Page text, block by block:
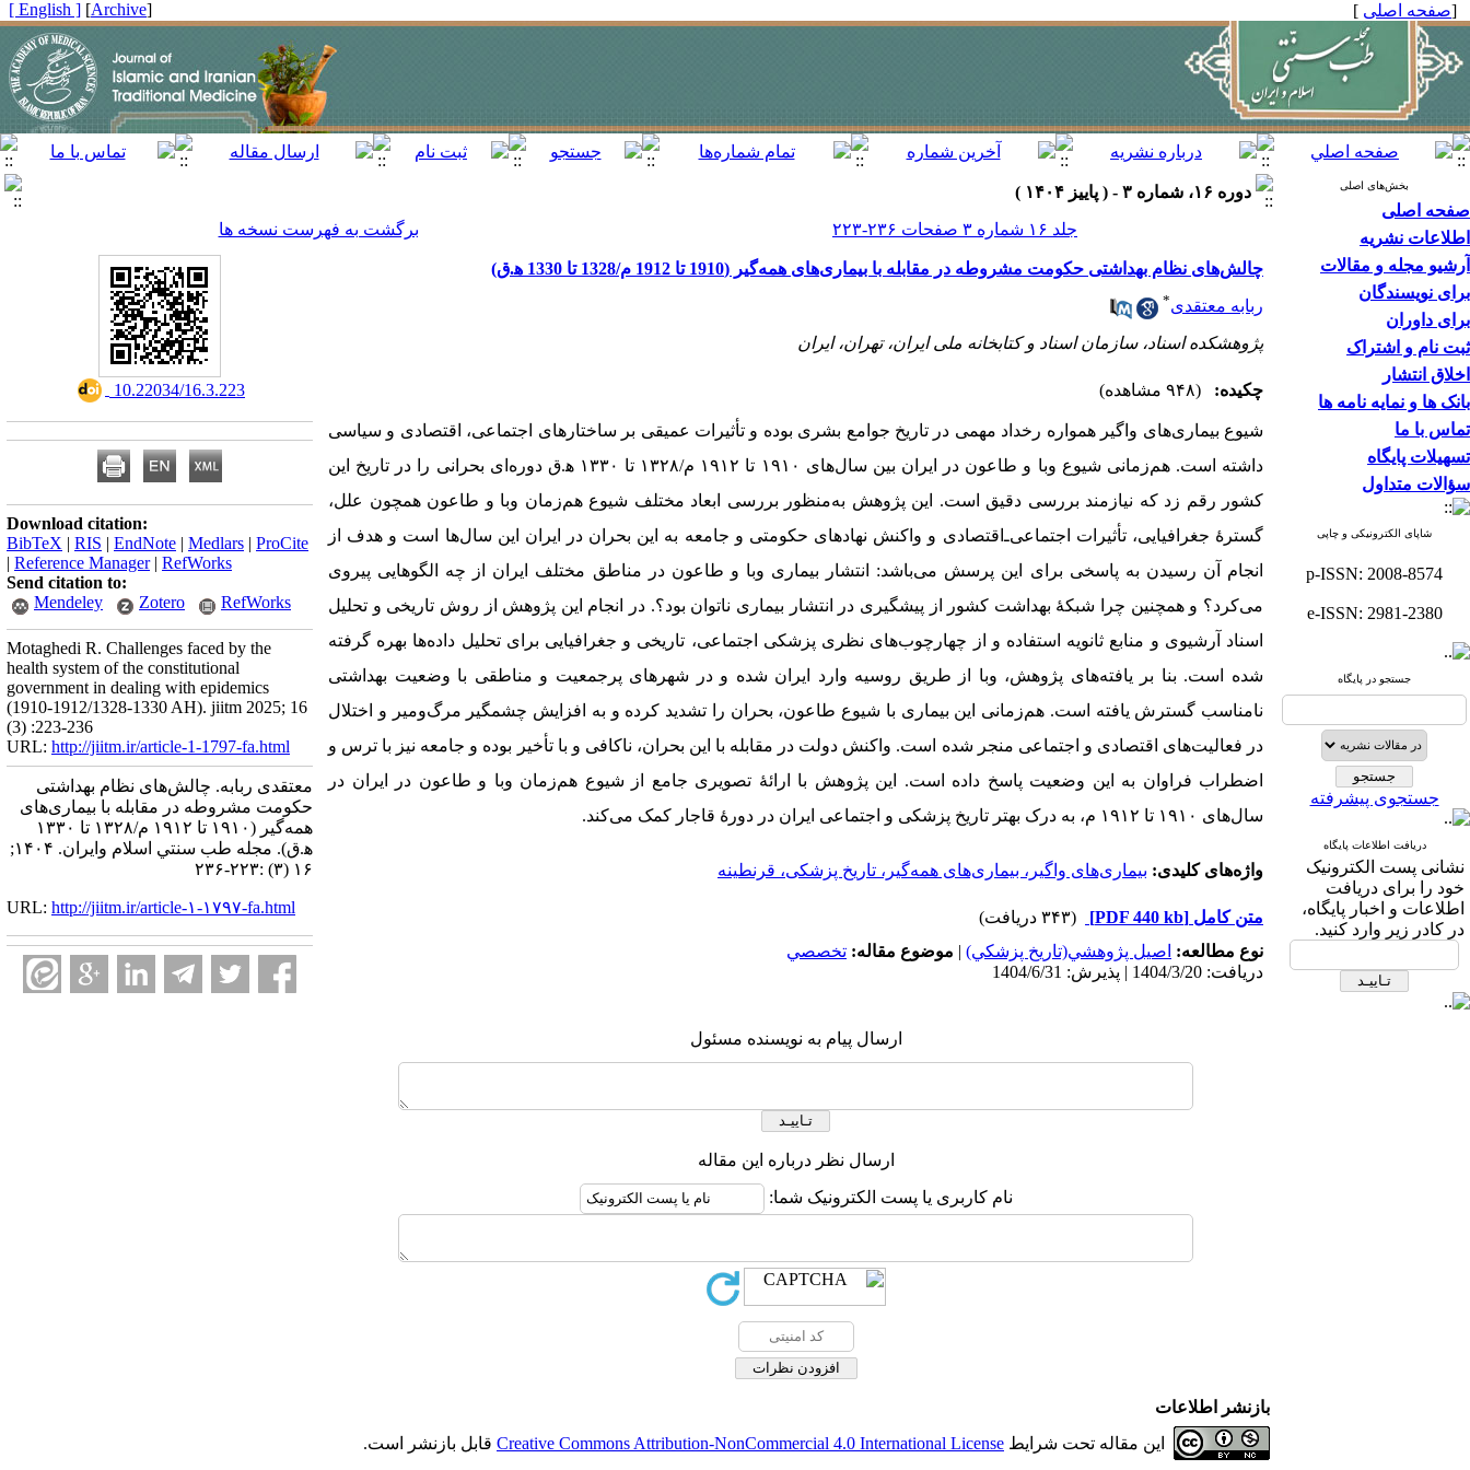
[صفحه اصلی ]
[
Archive
]
[ English ]
بخش‌های اصلی
صفحه اصلی
اطلاعات نشریه
آرشیو مجله و مقالات
برای نویسندگان
برای داوران
ثبت نام و اشتراک
اخلاق انتشار
بانک ها و نمایه نامه ها
تماس با ما
تسهیلات پایگاه
سؤالات متداول
شاپای الکترونیکی و چاپی
p-ISSN: 2008-8574
e-ISSN: 2981-2380
جستجو در پایگاه
جستجوی پیشرفته
دریافت اطلاعات پایگاه
نشانی پست الکترونیک
خود را برای دریافت
اطلاعات و اخبار پایگاه،
در کادر زیر وارد کنید.
دوره ۱۶، شماره ۳ - ( پاییز ۱۴۰۴ )
جلد ۱۶ شماره ۳ صفحات ۲۳۶-۲۲۳
برگشت به فهرست نسخه ها
چالش‌های نظام بهداشتی حکومت مشروطه در مقابله با بیماری‌های همه‌گیر (1910 تا 1912 م/1328 تا 1330 ه‍.ق)
ربابه معتقدی*
پژوهشکده اسناد، سازمان اسناد و کتابخانه ملی ایران، تهران، ایران
چکیده: (۹۴۸ مشاهده)
شیوع بیماری‌های واگیر همواره رخداد مهمی در تاریخ جوامع بشری بوده و تأثیرات عمیقی بر ساختارهای اجتماعی، اقتصادی و سیاسی
داشته است. هم‌زمانی شیوع وبا و طاعون در ایران بین سال‌های ۱۹۱۰ تا ۱۹۱۲ م/۱۳۲۸ تا ۱۳۳۰ ه‍.ق دوره‌ای بحرانی را در تاریخ این
کشور رقم زد که نیازمند بررسی دقیق است. این پژوهش به‌منظور بررسی ابعاد مختلف شیوع هم‌زمان وبا و طاعون همچون علل،
گسترۀ جغرافیایی، تأثیرات اجتماعی‌ـ‌‌اقتصادی و واکنش‌ نهادهای حکومتی و جامعه به این بحران در ایران این سال‌ها است و هدف از
انجام آن رسیدن به پاسخی برای این پرسش می‌باشد: انتشار بیماری وبا و طاعون در مناطق مختلف ایران از چه الگوهایی پیروی
می‌کرد؟ و همچنین چرا شبکۀ بهداشت کشور از پیشگیری در انتشار بیماری ناتوان بود؟. در انجام این پژوهش از روش تاریخی و تحلیل
اسناد آرشیوی و منابع ثانویه استفاده و از چهارچوب‌های نظری پزشکی اجتماعی، تاریخی و جغرافیایی برای تحلیل داده‌ها بهره گرفته
‌شده است. بنا بر یافته‌های پژوهش، وبا از طریق روسیه وارد ایران شده و در شهرهای پرجمعیت و مناطقی با وضعیت بهداشتی
نامناسب گسترش یافته است. هم‌زمانی این بیماری با شیوع طاعون، بحران را تشدید کرده و به افزایش چشمگیر مرگ‌ومیر و اختلال
در فعالیت‌های اقتصادی و اجتماعی منجر شده است. واکنش‌ دولت در مقابله با این بحران، ناکافی و با تأخیر بوده و جامعه نیز با ترس و
اضطراب فراوان به این وضعیت پاسخ داده است.
این پژوهش با ارائۀ تصویری جامع از شیوع هم‌زمان وبا و طاعون در ایران در
سال‌های ۱۹۱۰ تا ۱۹۱۲ م، به درک بهتر تاریخ پزشکی و اجتماعی ایران در دورۀ قاجار کمک می‌کند
.
واژه‌های کلیدی: بیماری‌‌های واگیر، بیماری‌های همه‌گیر، تاریخ پزشکی، قرنطینه
متن کامل [PDF 440 kb]
(۳۴۳ دریافت)
نوع مطالعه: اصيل پژوهشي(تاريخ پزشكي) | موضوع مقاله: تخصصي
دریافت: 1404/3/20 | پذیرش: 1404/6/31
ارسال پیام به نویسنده مسئول
ارسال نظر درباره این مقاله
نام کاربری یا پست الکترونیک شما:
‎ 10.22034/16.3.223
Download citation:
BibTeX | RIS | EndNote | Medlars | ProCite
| Reference Manager| RefWorks
Send citation to:
Mendeley
Zotero RefWorks
Motaghedi R. Challenges faced by the
health system of the constitutional
government in dealing with epidemics
(1910-1912/1328-1330 AH). jiitm 2025; 16
(3) :223-236
URL: http://jiitm.ir/article-1-1797-fa.html
معتقدی ربابه. چالش‌های نظام بهداشتی
حکومت مشروطه در مقابله با بیماری‌های
همه‌گیر (۱۹۱۰ تا ۱۹۱۲ م/۱۳۲۸ تا ۱۳۳۰
ه‍.ق). مجله طب سنتي اسلام وايران. ۱۴۰۴;
۱۶ (۳) :۲۲۳-۲۳۶
URL: http://jiitm.ir/article-۱-۱۷۹۷-fa.html
بازنشر اطلاعات
این مقاله تحت شرایط Creative Commons Attribution-NonCommercial 4.0 International License قابل بازنشر است.